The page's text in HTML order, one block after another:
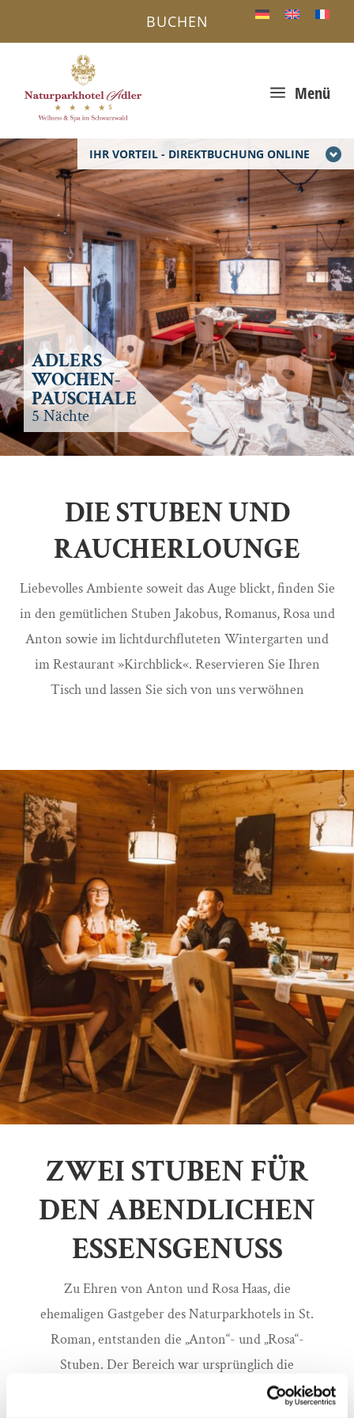
IHR VORTEIL - DIREKTBUCHUNG ONLINE
a Menü
BUCHEN
ADLERS
WOCHEN-
PAUSCHALE
5 Nächte
DIE STUBEN UND
RAUCHERLOUNGE
Liebevolles Ambiente soweit das Auge blickt, finden Sie
in den gemütlichen Stuben Jakobus, Romanus, Rosa und
Anton sowie im lichtdurchfluteten Wintergarten und
im Restaurant »Kirchblick«. Reservieren Sie Ihren
Tisch und lassen Sie sich von uns verwöhnen
ZWEI STUBEN FÜR
DEN ABENDLICHEN
ESSENSGENUSS
Zu Ehren von Anton und Rosa Haas, die
ehemaligen Gastgeber des Naturparkhotels in St.
Roman, entstanden die „Anton“- und „Rosa“-
Stuben. Der Bereich war ursprünglich die
Wohnung von Anton und Rosa und jetzt laden die